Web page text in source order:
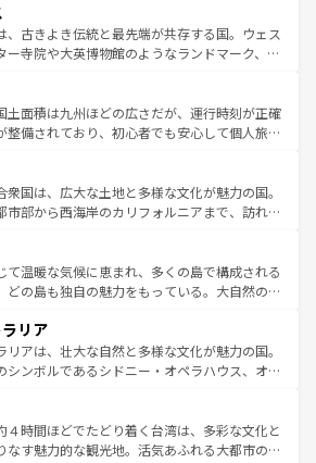
ンパンの発祥地であるランス、プロヴァンスの
ベンダー畑など、多彩な楽しみ方が可能だ。さ
以外の地域にも魅力が溢れており、どの街角に
足を運ぶとそれぞれで全く異なる文化を体験で
きるだろう。 なお、新着のフランス情報はコンテンツ一覧
ほしい。
の国は、どこを歩いても飽きることがない。ベ
化的活気、バイエルン州のアルプスの絶景、そ
川沿いのワイン畑といった風景は必見。ビール
人にはぜひ体験してほしい。 なお、新着の
はコンテンツ一覧を参照してほしい。
、古きよき伝統と最先端が共存する国。ウェス
ー寺院や大英博物館のようなランドマーク、歴
異なる魅力がある。また、優雅なアフタヌーン
ール好きにはたまらない英国パブ、サッカー観
場だからこそできる体験も豊富。イギリスを旅
参照してほしい。
土面積は九州ほどの広さだが、運行時刻が正確
整備されており、初心者でも安心して個人旅行
のまま残る町や、スイスならではのユニークな
り、アルプス観光だけでなく町歩きも満喫する
る。国民の所得が高いため物価も高いが、旅行
無料で観光を楽しむこともできる。 なお、新
情報はコンテンツ一覧 を参照してほしい。
衆国は、広大な土地と多様な文化が魅力の国。
市部から西海岸のカリフォルニアまで、訪れる
大都市は、観光、ショッピング、エンターテイ
詰まった刺激的なスポットだ。一方、アメリカ
自然が広がり、グランドキャニオンやイエロー
オーリンズでは、音楽と美食が融合した独特の
。旅行者はアメリカの各地域で異なる魅力を楽
、その多様性と豊かな歴史を感じることができ
旅のスタイルだ。 なお、新着のアメリカ
テンツ一覧を参照してほしい。
て温暖な気候に恵まれ、多くの島で構成される
どの島も独自の魅力をもっている。大自然の神
逃せない。また、定番の観光地といえばオアフ
かな自然を求めるならマウイ島やカウアイ島が
エメラルドグリーンに輝く海をはじめ、豊かな
なしの心で訪れる人々を迎えてくれるハワイの
しいローカルフードやハワイアンミュージッ
なフラダンスなど、すべてがハワイの魅力を彩
リア
リアは、壮大な自然と多様な文化が魅力の国。
シンボルであるシドニー・オペラハウス、オー
や大陸中央部にそびえるウルル（エアーズロッ
マニアの美しい原生林やケアンズの熱帯雨林な
ろがたくさん。また、カフェやワイン、オージ
４時間ほどでたどり着く台湾は、多彩な文化と
なす魅力的な観光地。活気あふれる大都市の台